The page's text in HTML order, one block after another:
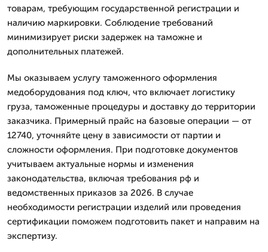
товарам, требующим государственной регистрации и
наличию маркировки. Соблюдение требований
минимизирует риски задержек на таможне и
дополнительных платежей.
Мы оказываем услугу таможенного оформления
медоборудования под ключ, что включает логистику
груза, таможенные процедуры и доставку до территории
заказчика. Примерный прайс на базовые операции — от
12740, уточняйте цену в зависимости от партии и
сложности оформления. При подготовке документов
учитываем актуальные нормы и изменения
законодательства, включая требования рф и
ведомственных приказов за 2026. В случае
необходимости регистрации изделий или проведения
сертификации поможем подготовить пакет и направим на
экспертизу.